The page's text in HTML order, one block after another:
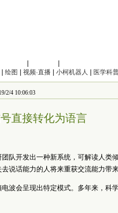
绘图 视频·直播 小柯机器人 医学科
2/4 10:06:03
直接转化为语言
队开发出一种新系统，可解读人类
说话能力的人将来重获交流能力带来
波会呈现出特定模式。多年来，科